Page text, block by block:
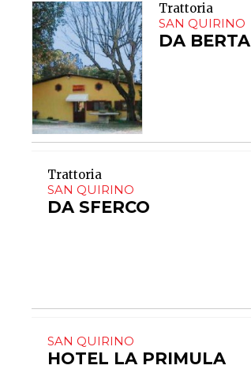
Trattoria
SAN QUIRINO
DA BERTA
Trattoria
SAN QUIRINO
DA SFERCO
SAN QUIRINO
HOTEL LA PRIMULA